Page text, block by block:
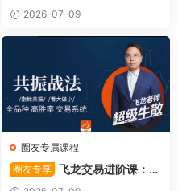
板后强势战法
2026-07-09
圈友专属课程
圈友专享 飞龙交易进阶课：共
振战法